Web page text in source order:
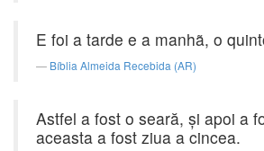
E foi a tarde e a manhã, o
Bíblia Almeida Recebida (AR)
Astfel a fost o seară, şi apoi a
aceasta a fost ziua a cincea.